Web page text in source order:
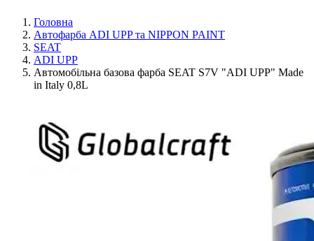
Головна
Автофарба ADI UPP та NIPPON PAINT
SEAT
ADI UPP
Автомобільна базова фарба SEAT S7V "ADI UPP" Made
in Italy 0,8L